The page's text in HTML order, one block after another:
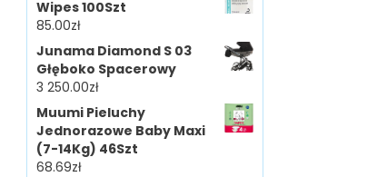
Wipes 100Szt
85.00zł
Junama Diamond S 03
Głęboko Spacerowy
3 250.00zł
Muumi Pieluchy
Jednorazowe Baby Maxi
(7-14Kg) 46Szt
68.69zł